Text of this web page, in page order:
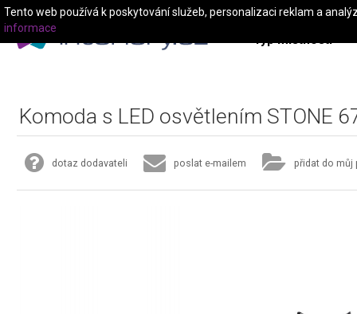
Typ místnosti
Komoda s LED osvětlením STONE
dotaz dodavateli poslat e-mailem přidat do můj
Tento web používá k poskytování služeb, personalizaci reklam a
informace